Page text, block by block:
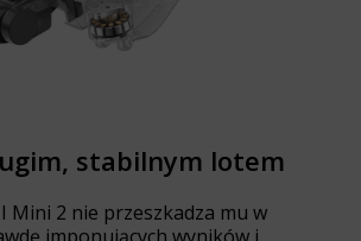
stabilnym lotem
Mini 2 nie przeszkadza mu w